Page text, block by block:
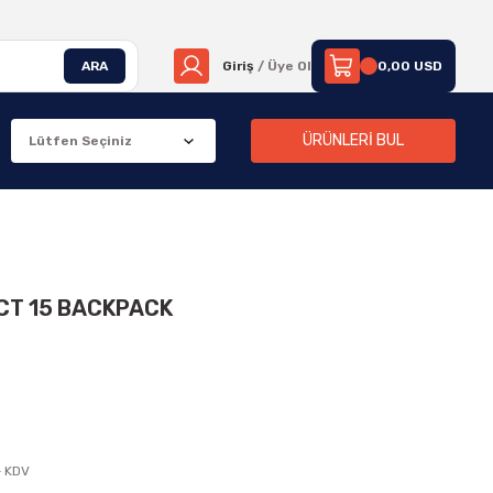
ARA Giriş / Üye Ol 0,00 USD
ÜRÜNLERİ BUL
15 BACKPACK